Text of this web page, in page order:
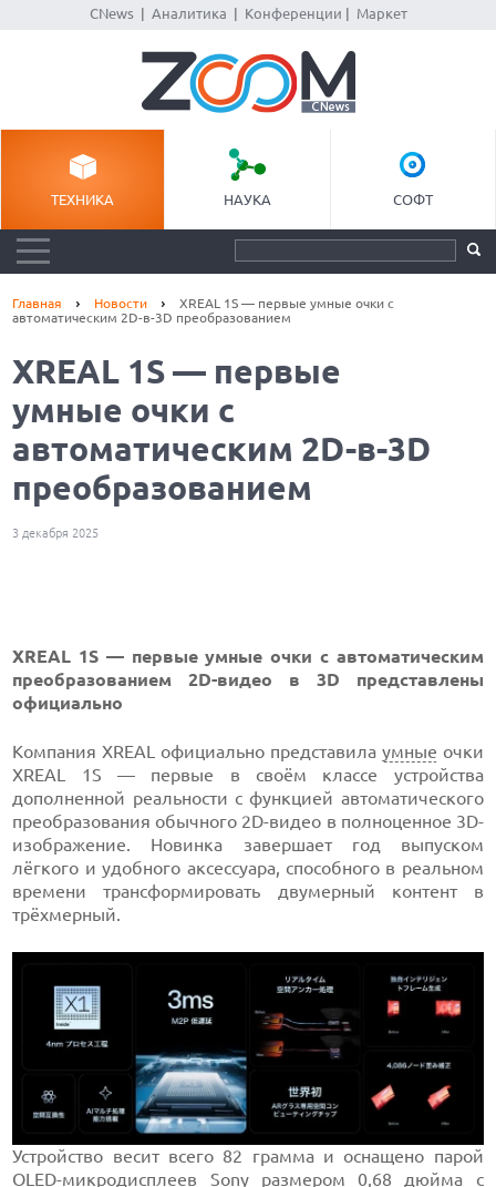
CNews| Аналитика Конференции Маркет
ТЕХНИКА НАУКА СОФТ
Главная Новости
XREAL 1S — первые умные очки с
автоматическим 2D-в-3D преобразованием
XREAL 1S — первые
умные очки с
автоматическим 2D-в-3D
преобразованием
3 декабря 2025
XREAL 1S — первые умные очки с автоматическим
преобразованием 2D-видео в 3D представлены
официально
Компания XREAL официально представила умные очки
XREAL 1S — первые в своём классе устройства
дополненной реальности с функцией автоматического
преобразования обычного 2D-видео в полноценное 3D-
изображение. Новинка завершает год выпуском
лёгкого и удобного аксессуара, способного в реальном
времени трансформировать двумерный контент в
трёхмерный.
Устройство весит всего 82 грамма и оснащено парой
OLED-микродисплеев
Sonyразмером 0,68 дюйма с